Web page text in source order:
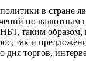
в стране
по валютным
таким
так и
дня торгов,